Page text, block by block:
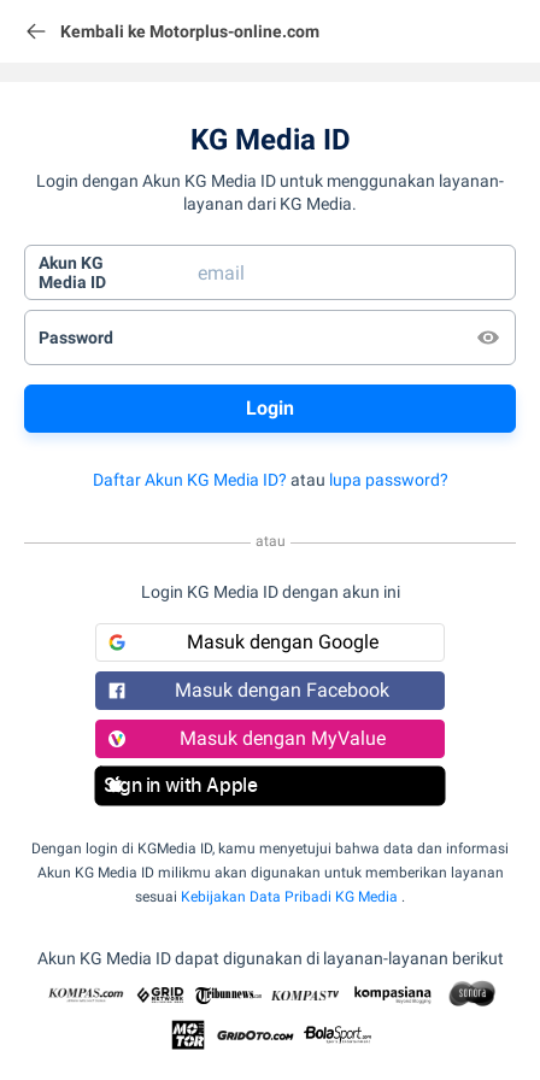
Kembali ke Motorplus-online.com
KG Media ID
Login dengan Akun KG Media ID untuk menggunakan layanan-
layanan dari KG Media.
Akun KG
Media ID
Password
Daftar Akun KG Media ID? atau lupa password?
atau
Login KG Media ID dengan akun ini
Masuk dengan Google
Masuk dengan Facebook
Masuk dengan MyValue
Sign in with Apple
Dengan login di KGMedia ID, kamu menyetujui bahwa data dan informasi
Akun KG Media ID milikmu akan digunakan untuk memberikan layanan
sesuai Kebijakan Data Pribadi KG Media .
Akun KG Media ID dapat digunakan di layanan-layanan berikut